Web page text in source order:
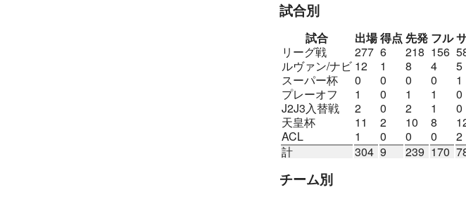
試合別
試合 出場得点 先発 フル
リーグ戦
277 6 218 156
ルヴァン/ナビ 12 1 8 4 5
スーパー杯
0 0 0 0 1
プレーオフ
1 0 1 1 0
J2J3入替戦
2 0 2 1 0
天皇杯
11 2 10 8
ACL
1 0 0 0 2
計
304 9 239 170
チーム別